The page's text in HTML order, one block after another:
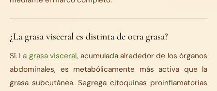
¿La grasa visceral es distinta de otra grasa?
Sí. La grasa visceral, acumulada alrededor de los órganos
abdominales, es metabólicamente más activa que la
grasa subcutánea. Segrega citoquinas proinflamatorias